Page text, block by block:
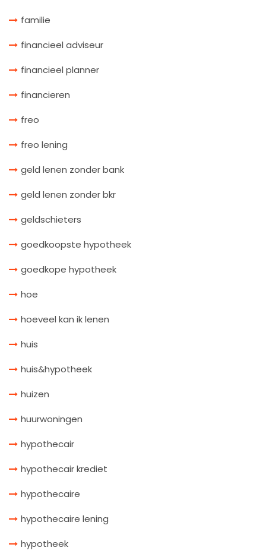
familie
financieel adviseur
financieel planner
financieren
freo
freo lening
geld lenen zonder bank
geld lenen zonder bkr
geldschieters
goedkoopste hypotheek
goedkope hypotheek
hoe
hoeveel kan ik lenen
huis
huis&hypotheek
huizen
huurwoningen
hypothecair
hypothecair krediet
hypothecaire
hypothecaire lening
hypotheek